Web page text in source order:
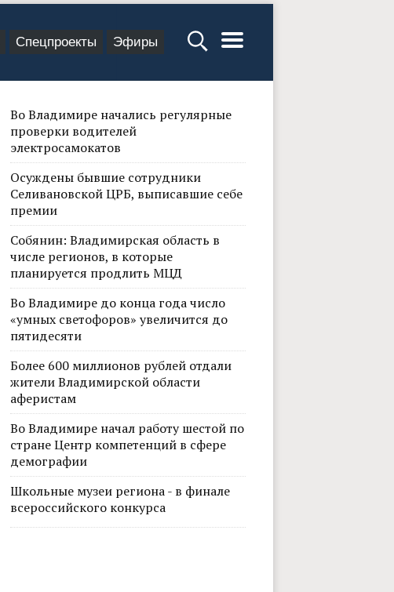
Спецпроекты Эфиры
Во Владимире начались регулярные
проверки водителей
электросамокатов
Осуждены бывшие сотрудники
Селивановской ЦРБ, выписавшие себе
премии
Собянин: Владимирская область в
числе регионов, в которые
планируется продлить МЦД
Во Владимире до конца года число
«умных светофоров» увеличится до
пятидесяти
Более 600 миллионов рублей отдали
жители Владимирской области
аферистам
Во Владимире начал работу шестой по
стране Центр компетенций в сфере
демографии
Школьные музеи региона - в финале
всероссийского конкурса